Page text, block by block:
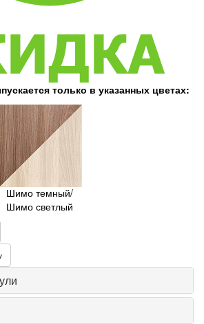
только в указанных цветах:
Шимо темный/
Шимо светлый